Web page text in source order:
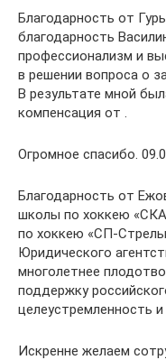
Благодарность от
благодарность
профессионализм и
в решении вопроса о
В результате мной
компенсация от .
Огромное спасибо.
Благодарность от
школы по хоккею
по хоккею «СП-
Юридического
многолетнее
поддержку
целеустремленность
Искренне желаем